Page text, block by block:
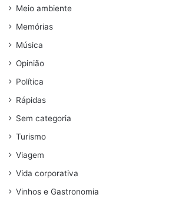
Meio ambiente
Memórias
Música
Opinião
Política
Rápidas
Sem categoria
Turismo
Viagem
Vida corporativa
Vinhos e Gastronomia